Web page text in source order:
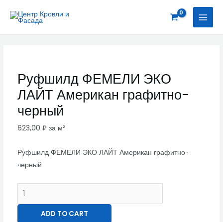
Руфшилд ФЕМЕЛИ ЭКО
ЛАЙТ Американ графитно-
черный
623,00 ₽ за м²
Руфшилд ФЕМЕЛИ ЭКО ЛАЙТ Американ графитно-
черный
ФЕМЕЛИ
черный
quantity
ADD TO CART